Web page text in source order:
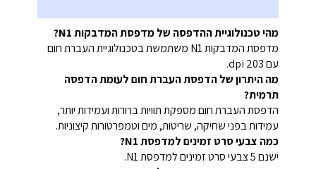
מהי טכנולוגיית ההדפסה של מדפסת המדבקות N1?
מדפסת המדבקות N1 משתמשת בטכנולוגיית העברת חום
עם 203 dpi.
מה היתרון של הדפסת העברת חום לעומת הדפסה
תרמית?
הדפסת העברת חום מספקת תוויות ברורות ועמידות יותר,
עמידות בפני שחיקה, שריטות, מים וטמפרטורות קיצוניות.
כמה צבעי סרט זמינים למדפסת N1?
ישנם 5 צבעי סרט זמינים למדפסת N1.